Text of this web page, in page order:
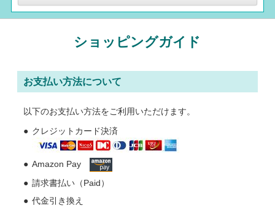
ショッピングガイド
お支払い方法について
以下のお支払い方法をご利用いただけます。
クレジットカード決済
Amazon Pay
請求書払い（Paid）
代金引き換え